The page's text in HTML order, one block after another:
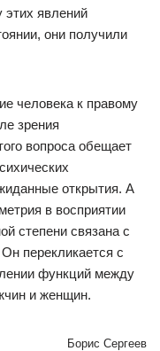
этих явлений
они получили
человека к правому
зрения
вопроса обещает
открытия. А
в восприятии
степени связана с
перекликается с
функций между
и женщин.
Борис Сергеев